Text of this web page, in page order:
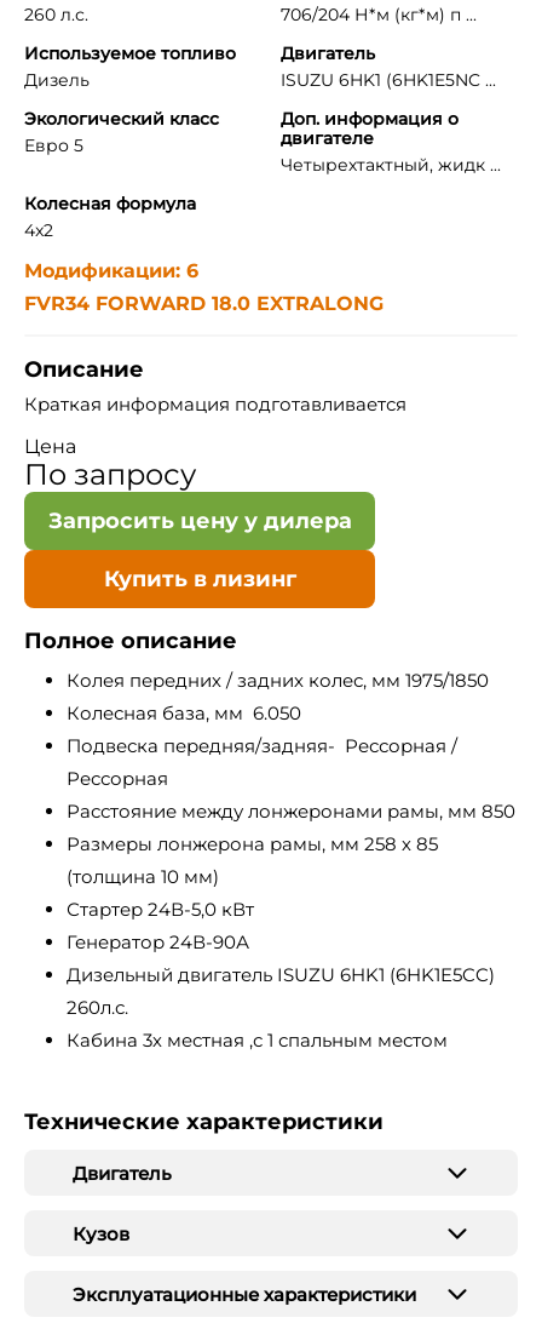
260 л.с.
706/204 Н*м (кг*м) п ...
Используемое топливо
Дизель
Двигатель
ISUZU 6HK1 (6HK1E5NC ...
Экологический класс
Евро 5
Доп. информация о
двигателе
Четырехтактный, жидк ...
Колесная формула
4x2
Модификации: 6
FVR34 FORWARD 18.0 EXTRALONG
Описание
Краткая информация подготавливается
Цена
По запросу
Запросить цену у дилера
Купить в лизинг
Полное описание
Колея передних / задних колес, мм 1975/1850
Колесная база, мм 6.050
Подвеска передняя/задняя- Рессорная /
Рессорная
Расстояние между лонжеронами рамы, мм 850
Размеры лонжерона рамы, мм 258 х 85
(толщина 10 мм)
Стартер 24В-5,0 кВт
Генератор 24В-90А
Дизельный двигатель ISUZU 6HK1 (6HK1E5CC)
260л.с.
Кабина 3х местная ,с 1 спальным местом
Технические характеристики
Двигатель
Кузов
Эксплуатационные характеристики